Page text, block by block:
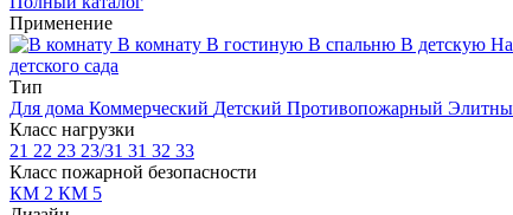
Применение
В комнату В гостиную В спальню В детскую
детского сада
Тип
Для дома Коммерческий Детский Противопожарный
Класс нагрузки
21 22 23 23/31 31 32 33
Класс пожарной безопасности
КМ 2 КМ 5